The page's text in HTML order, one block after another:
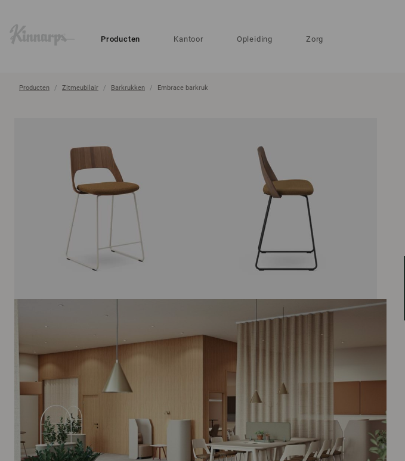
Producten Kantoor Opleiding Zorg
Producten Zitmeubilair Barkrukken Embrace barkruk